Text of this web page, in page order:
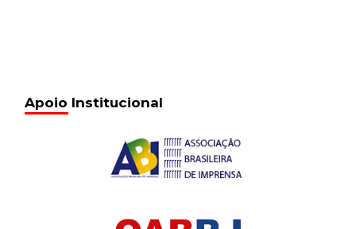
Apoio Institucional